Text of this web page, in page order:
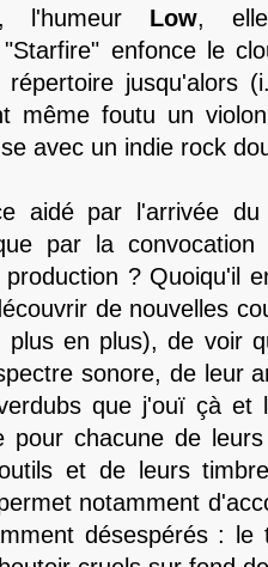
l'humeur Low,
"Starfire" enfonce le
jusqu'alors
même foutu un
avec un indie rock
aidé par l'arrivée
par la
? Quoiqu'il
de nouvelles
plus en plus), de voir
sonore, de leur
que j'ouï çà et
pour chacune de
et de leurs
notamment
désespérés :